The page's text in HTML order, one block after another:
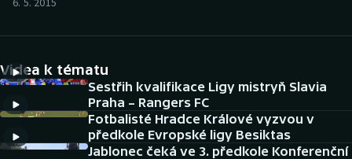
Cyklistika
DALŠÍ SPORTY
Americký fotbal
NEPŘEHLÉDNĚTE
Videa k tématu
Sestřih kvalifikace Ligy mistryň Slavia
Praha – Rangers FC
Fotbalisté Hradce Králové vyzvou v
předkole Evropské ligy Besiktas
Jablonec čeká ve 3. předkole Konferenční